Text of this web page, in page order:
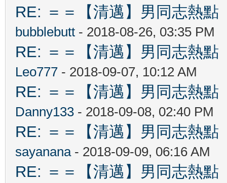
RE: ＝＝【清邁】男同志熱
bubblebutt - 2018-08-26, 03:35 PM
RE: ＝＝【清邁】男同志熱
Leo777 - 2018-09-07, 10:12 AM
RE: ＝＝【清邁】男同志熱
Danny133 - 2018-09-08, 02:40 PM
RE: ＝＝【清邁】男同志熱
sayanana- 2018-09-09, 06:16 AM
RE: ＝＝【清邁】男同志熱